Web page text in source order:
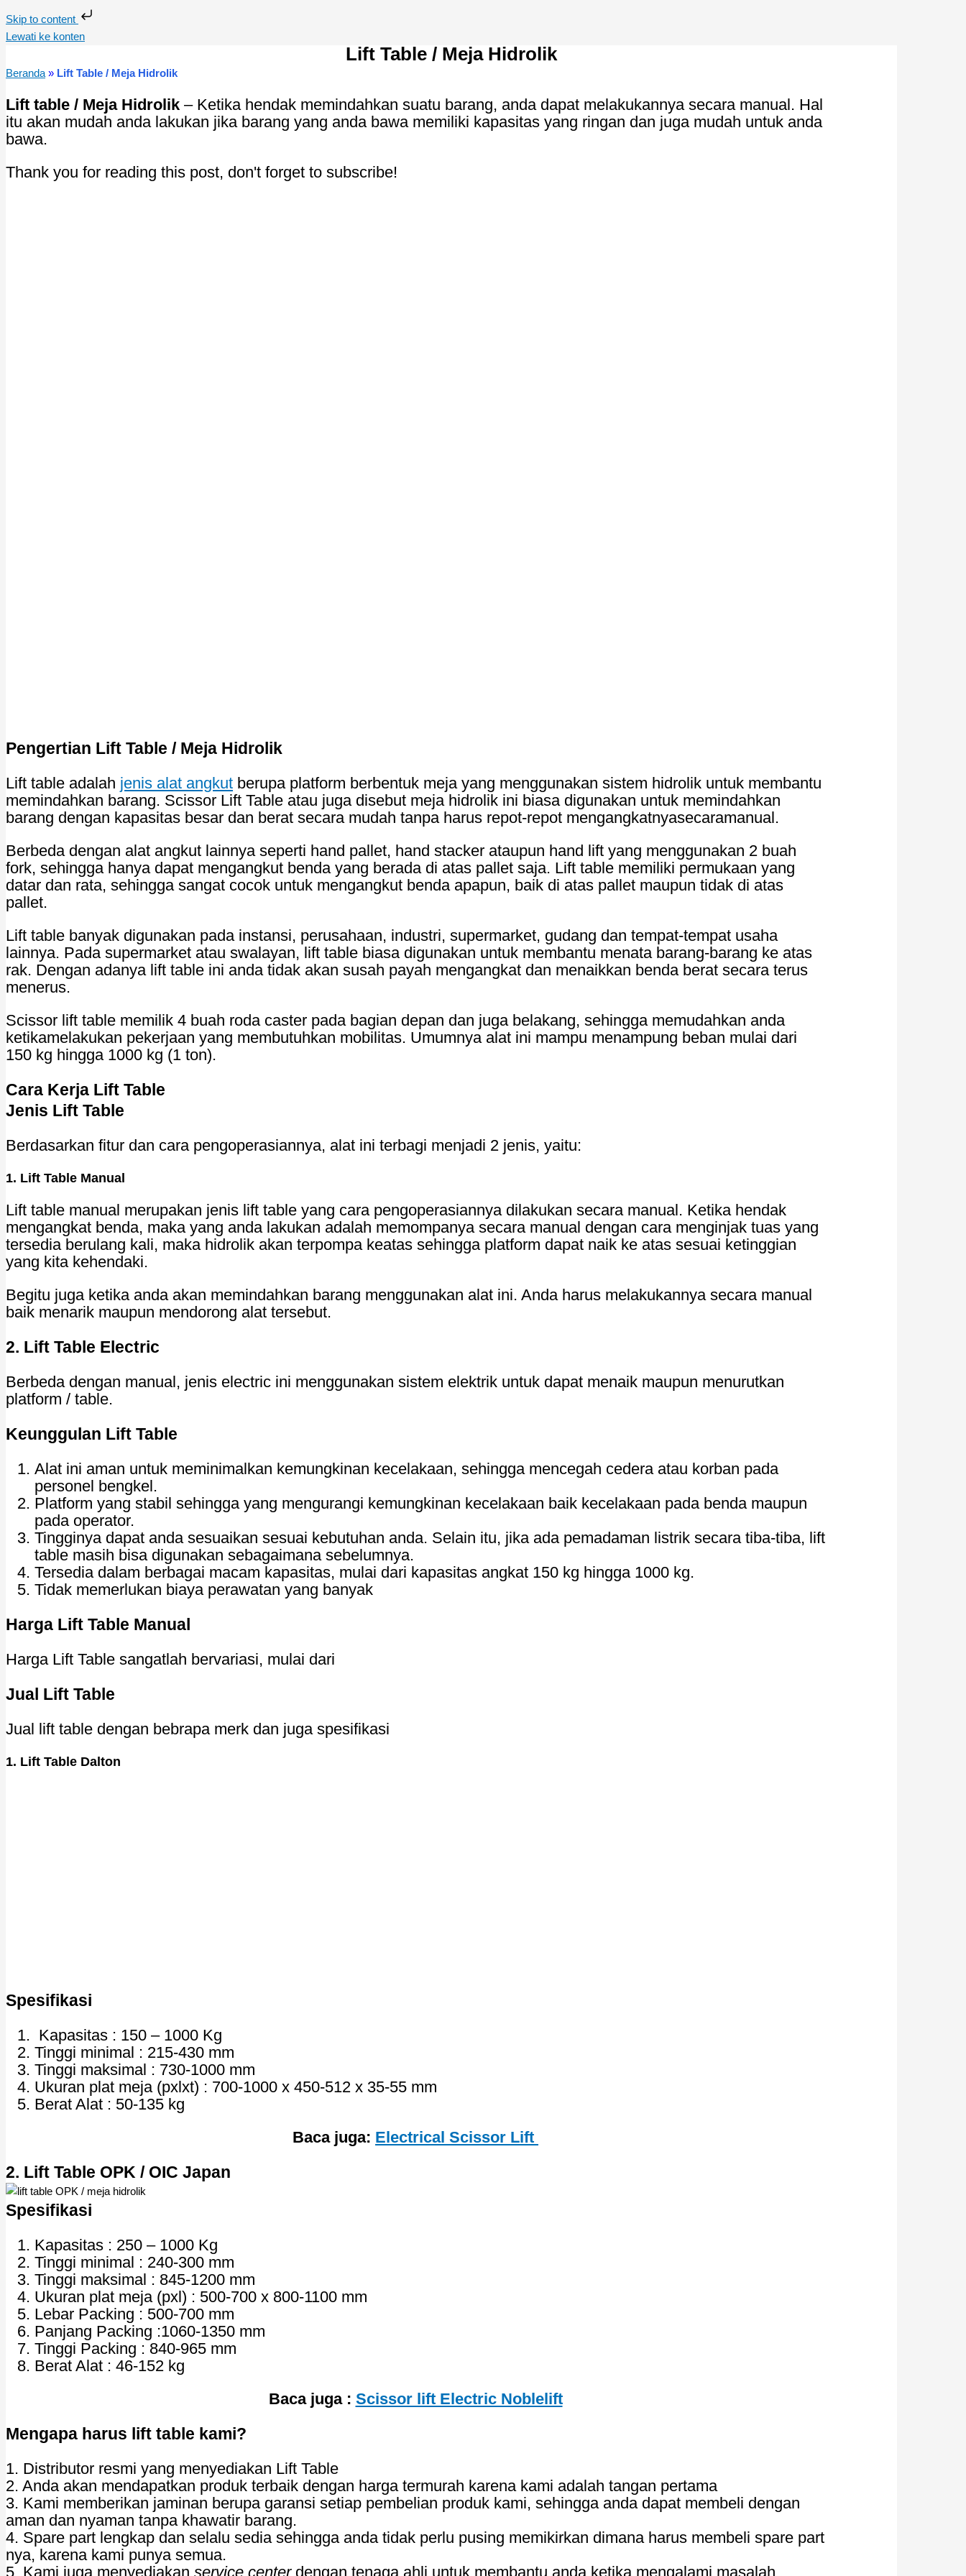
Skip to content
Lewati ke konten
Lift Table / Meja Hidrolik
Beranda » Lift Table / Meja Hidrolik
Lift table / Meja Hidrolik – Ketika hendak memindahkan suatu barang, anda dapat melakukannya secara manual. Hal
itu akan mudah anda lakukan jika barang yang anda bawa memiliki kapasitas yang ringan dan juga mudah untuk anda
bawa.
Thank you for reading this post, don't forget to subscribe!
Pengertian Lift Table / Meja Hidrolik
Lift table adalah jenis alat angkut berupa platform berbentuk meja yang menggunakan sistem hidrolik untuk membantu
memindahkan barang. Scissor Lift Table atau juga disebut meja hidrolik ini biasa digunakan untuk memindahkan
barang dengan kapasitas besar dan berat secara mudah tanpa harus repot-repot mengangkatnyasecaramanual.
Berbeda dengan alat angkut lainnya seperti hand pallet, hand stacker ataupun hand lift yang menggunakan 2 buah
fork, sehingga hanya dapat mengangkut benda yang berada di atas pallet saja. Lift table memiliki permukaan yang
datar dan rata, sehingga sangat cocok untuk mengangkut benda apapun, baik di atas pallet maupun tidak di atas
pallet.
Lift table banyak digunakan pada instansi, perusahaan, industri, supermarket, gudang dan tempat-tempat usaha
lainnya. Pada supermarket atau swalayan, lift table biasa digunakan untuk membantu menata barang-barang ke atas
rak. Dengan adanya lift table ini anda tidak akan susah payah mengangkat dan menaikkan benda berat secara terus
menerus.
Scissor lift table memilik 4 buah roda caster pada bagian depan dan juga belakang, sehingga memudahkan anda
ketikamelakukan pekerjaan yang membutuhkan mobilitas. Umumnya alat ini mampu menampung beban mulai dari
150 kg hingga 1000 kg (1 ton).
Cara Kerja Lift Table
Jenis Lift Table
Berdasarkan fitur dan cara pengoperasiannya, alat ini terbagi menjadi 2 jenis, yaitu:
1. Lift Table Manual
Lift table manual merupakan jenis lift table yang cara pengoperasiannya dilakukan secara manual. Ketika hendak
mengangkat benda, maka yang anda lakukan adalah memompanya secara manual dengan cara menginjak tuas yang
tersedia berulang kali, maka hidrolik akan terpompa keatas sehingga platform dapat naik ke atas sesuai ketinggian
yang kita kehendaki.
Begitu juga ketika anda akan memindahkan barang menggunakan alat ini. Anda harus melakukannya secara manual
baik menarik maupun mendorong alat tersebut.
2. Lift Table Electric
Berbeda dengan manual, jenis electric ini menggunakan sistem elektrik untuk dapat menaik maupun menurutkan
platform / table.
Keunggulan Lift Table
Alat ini aman untuk meminimalkan kemungkinan kecelakaan, sehingga mencegah cedera atau korban pada
personel bengkel.
Platform yang stabil sehingga yang mengurangi kemungkinan kecelakaan baik kecelakaan pada benda maupun
pada operator.
Tingginya dapat anda sesuaikan sesuai kebutuhan anda. Selain itu, jika ada pemadaman listrik secara tiba-tiba, lift
table masih bisa digunakan sebagaimana sebelumnya.
Tersedia dalam berbagai macam kapasitas, mulai dari kapasitas angkat 150 kg hingga 1000 kg.
Tidak memerlukan biaya perawatan yang banyak
Harga Lift Table Manual
Harga Lift Table sangatlah bervariasi, mulai dari
Jual Lift Table
Jual lift table dengan bebrapa merk dan juga spesifikasi
1. Lift Table Dalton
Spesifikasi
Kapasitas : 150 – 1000 Kg
Tinggi minimal : 215-430 mm
Tinggi maksimal : 730-1000 mm
Ukuran plat meja (pxlxt) : 700-1000 x 450-512 x 35-55 mm
Berat Alat : 50-135 kg
Baca juga: Electrical Scissor Lift
2. Lift Table OPK / OIC Japan
Spesifikasi
Kapasitas : 250 – 1000 Kg
Tinggi minimal : 240-300 mm
Tinggi maksimal : 845-1200 mm
Ukuran plat meja (pxl) : 500-700 x 800-1100 mm
Lebar Packing : 500-700 mm
Panjang Packing :1060-1350 mm
Tinggi Packing : 840-965 mm
Berat Alat : 46-152 kg
Baca juga : Scissor lift Electric Noblelift
Mengapa harus lift table kami?
1. Distributor resmi yang menyediakan Lift Table
2. Anda akan mendapatkan produk terbaik dengan harga termurah karena kami adalah tangan pertama
3. Kami memberikan jaminan berupa garansi setiap pembelian produk kami, sehingga anda dapat membeli dengan
aman dan nyaman tanpa khawatir barang.
4. Spare part lengkap dan selalu sedia sehingga anda tidak perlu pusing memikirkan dimana harus membeli spare part
nya, karena kami punya semua.
5. Kami juga menyediakan service centerdengan tenaga ahli untuk membantu anda ketika mengalami masalah